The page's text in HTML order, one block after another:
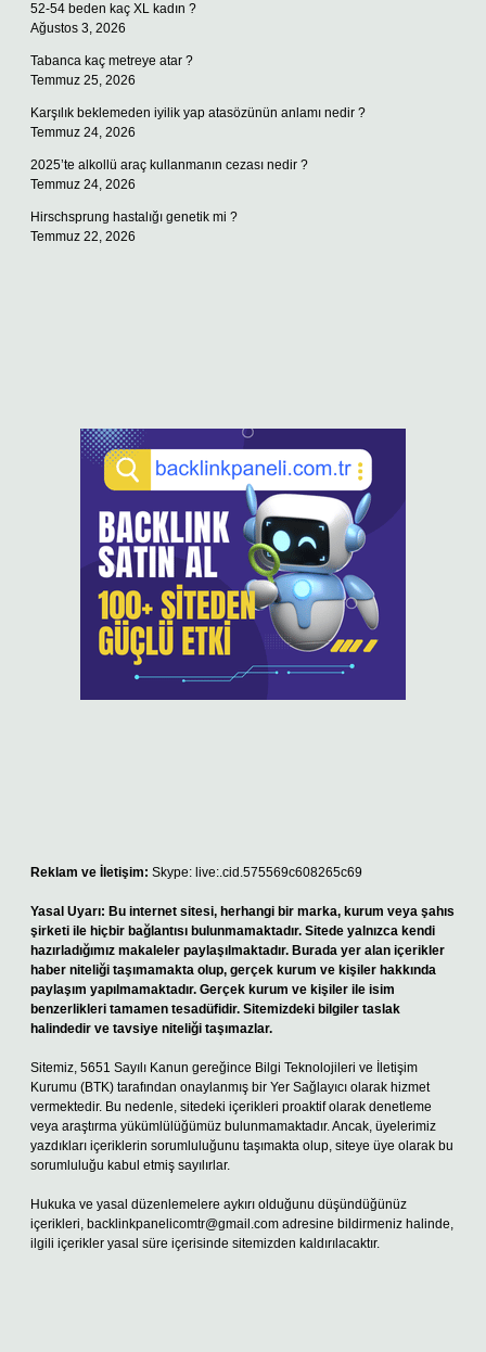
52-54 beden kaç XL kadın ?
Ağustos 3, 2026
Tabanca kaç metreye atar ?
Temmuz 25, 2026
Karşılık beklemeden iyilik yap atasözünün anlamı nedir ?
Temmuz 24, 2026
2025’te alkollü araç kullanmanın cezası nedir ?
Temmuz 24, 2026
Hirschsprung hastalığı genetik mi ?
Temmuz 22, 2026
Reklam ve İletişim: Skype: live:.cid.575569c608265c69
Yasal Uyarı: Bu internet sitesi, herhangi bir marka, kurum veya şahıs
şirketi ile hiçbir bağlantısı bulunmamaktadır. Sitede yalnızca kendi
hazırladığımız makaleler paylaşılmaktadır. Burada yer alan içerikler
haber niteliği taşımamakta olup, gerçek kurum ve kişiler hakkında
paylaşım yapılmamaktadır. Gerçek kurum ve kişiler ile isim
benzerlikleri tamamen tesadüfidir. Sitemizdeki bilgiler taslak
halindedir ve tavsiye niteliği taşımazlar.
Sitemiz, 5651 Sayılı Kanun gereğince Bilgi Teknolojileri ve İletişim
Kurumu (BTK) tarafından onaylanmış bir Yer Sağlayıcı olarak hizmet
vermektedir. Bu nedenle, sitedeki içerikleri proaktif olarak denetleme
veya araştırma yükümlülüğümüz bulunmamaktadır. Ancak, üyelerimiz
yazdıkları içeriklerin sorumluluğunu taşımakta olup, siteye üye olarak bu
sorumluluğu kabul etmiş sayılırlar.
Hukuka ve yasal düzenlemelere aykırı olduğunu düşündüğünüz
içerikleri, backlinkpanelicomtr@gmail.com adresine bildirmeniz halinde,
ilgili içerikler yasal süre içerisinde sitemizden kaldırılacaktır.